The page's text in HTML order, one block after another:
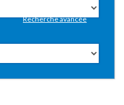
Recherche avancée